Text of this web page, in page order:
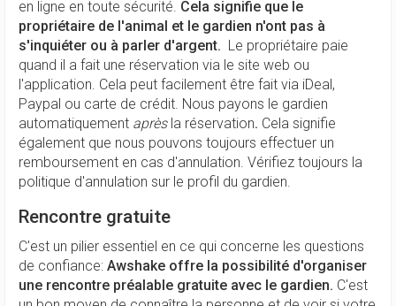
en ligne en toute sécurité. Cela signifie que le
propriétaire de l'animal et le gardien n'ont pas à
s'inquiéter ou à parler d'argent. Le propriétaire paie
quand il a fait une réservation via le site web ou
l'application. Cela peut facilement être fait via iDeal,
Paypal ou carte de crédit. Nous payons le gardien
automatiquement aprèsla réservation. Cela signifie
également que nous pouvons toujours effectuer un
remboursement en cas d'annulation. Vérifiez toujours la
politique d'annulation sur le profil du gardien.
Rencontre gratuite
C'est un pilier essentiel en ce qui concerne les questions
de confiance: Awshake offre la possibilité d'organiser
une rencontre préalable gratuite avec le gardien. C'est